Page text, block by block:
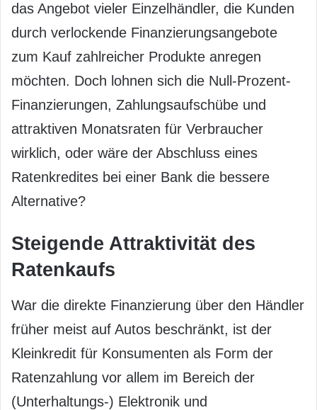
das Angebot vieler Einzelhändler, die Kunden
durch verlockende Finanzierungsangebote
zum Kauf zahlreicher Produkte anregen
möchten. Doch lohnen sich die Null-Prozent-
Finanzierungen, Zahlungsaufschübe und
attraktiven Monatsraten für Verbraucher
wirklich, oder wäre der Abschluss eines
Ratenkredites bei einer Bank die bessere
Alternative?
Steigende Attraktivität des
Ratenkaufs
War die direkte Finanzierung über den Händler
früher meist auf Autos beschränkt, ist der
Kleinkredit für Konsumenten als Form der
Ratenzahlung vor allem im Bereich der
(Unterhaltungs-) Elektronik und